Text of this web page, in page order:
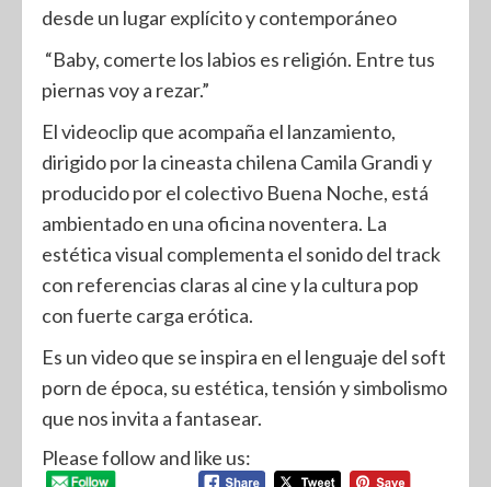
desde un lugar explícito y contemporáneo
“Baby, comerte los labios es religión. Entre tus
piernas voy a rezar.”
El videoclip que acompaña el lanzamiento,
dirigido por la cineasta chilena Camila Grandi y
producido por el colectivo Buena Noche, está
ambientado en una oficina noventera. La
estética visual complementa el sonido del track
con referencias claras al cine y la cultura pop
con fuerte carga erótica.
Es un video que se inspira en el lenguaje del soft
porn de época, su estética, tensión y simbolismo
que nos invita a fantasear.
Please follow and like us: